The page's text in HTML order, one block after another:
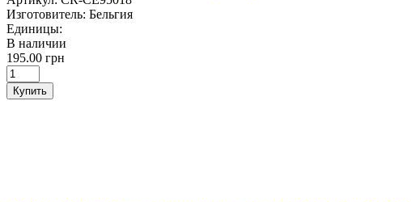
Изготовитель: Бельгия
Единицы:
В наличии
195.00 грн
Купить